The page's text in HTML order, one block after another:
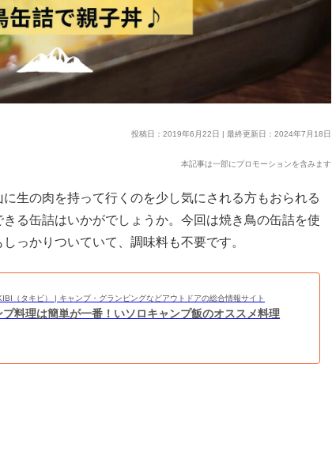
投稿日：2019年6月22日 | 最終更新日：2024年7月18日
本記事は一部にプロモーションを含みます
生の肉を持って行くのを少し気にされる方もおられる
る缶詰はいかがでしょうか。今回は焼き鳥の缶詰を使
っかりついていて、調味料も不要です。
（タキビ） | キャンプ・グランピングなどアウトドアの総合情報サイト
プ料理は簡単が一番！いソロキャンプ飯のオススメ料理